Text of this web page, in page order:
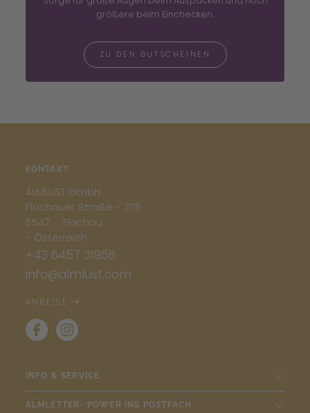
größere beim Einchecken.
ZU DEN GUTSCHEINEN
KONTAKT
ALMLUST GmbH
Flachauer Straße - 275
5542 . Flachau
- Österreich
+43 6457 31958
info@almlust.com
ANREISE
INFO & SERVICE
ALMLETTER- POWER INS POSTFACH